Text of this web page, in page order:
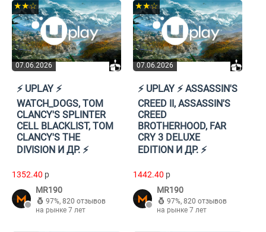
07.06.2026
★★☆
⚡️ UPLAY ⚡️
WATCH_DOGS, TOM
CLANCY'S SPLINTER
CELL BLACKLIST, TOM
CLANCY'S THE
DIVISION И ДР. ⚡️
1352.40 p
MR190
97%, 820 отзывов
на рынке 7 лет
07.06.2026
★★☆
⚡️ UPLAY ⚡️ ASSASSIN'S
CREED II, ASSASSIN'S
CREED
BROTHERHOOD, FAR
CRY 3 DELUXE
EDITION И ДР. ⚡️
1442.40 p
MR190
97%, 820 отзывов
на рынке 7 лет